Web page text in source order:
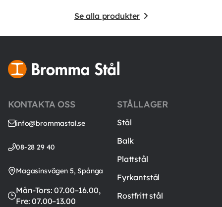
Se alla produkter
KONTAKTA OSS
info@brommastal.se
08-28 29 40
Magasinsvägen 5, Spånga
Mån-Tors: 07.00–16.00,
Fre: 07.00–13.00
STÅLLAGER
Stål
Balk
Plattstål
Fyrkantstål
Rostfritt stål